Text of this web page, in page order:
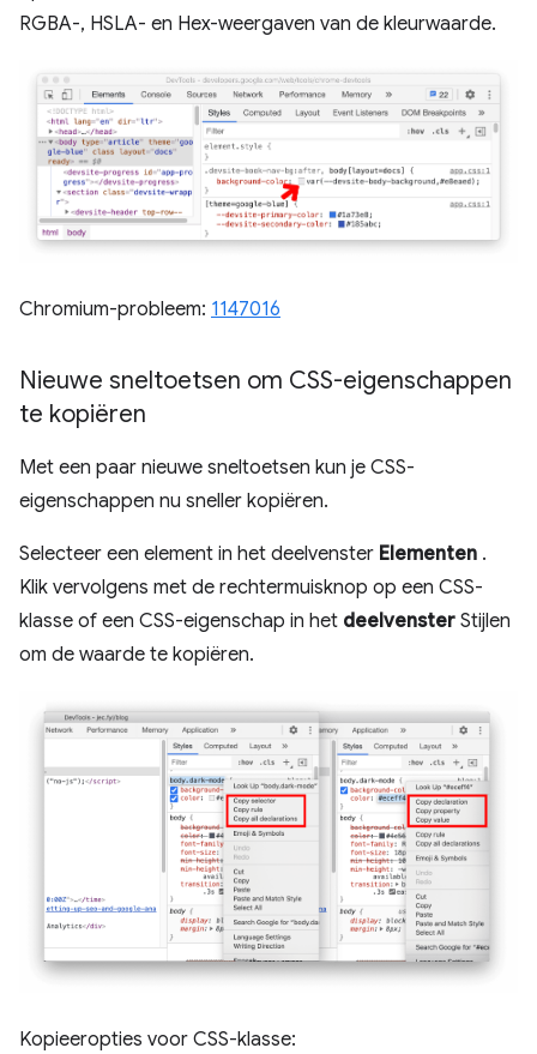
RGBA-, HSLA- en Hex-weergaven van de kleurwaarde.
Chromium-probleem: 1147016
Nieuwe sneltoetsen om CSS-eigenschappen
te kopiëren
Met een paar nieuwe sneltoetsen kun je CSS-
eigenschappen nu sneller kopiëren.
Selecteer een element in het deelvenster Elementen .
Klik vervolgens met de rechtermuisknop op een CSS-
klasse of een CSS-eigenschap in het deelvenster Stijlen
om de waarde te kopiëren.
Kopieeropties voor CSS-klasse: